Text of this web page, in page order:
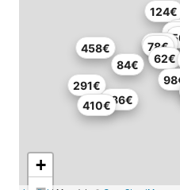
124€
410€
78€
174€
291€
458€
84€
62€
136€
+